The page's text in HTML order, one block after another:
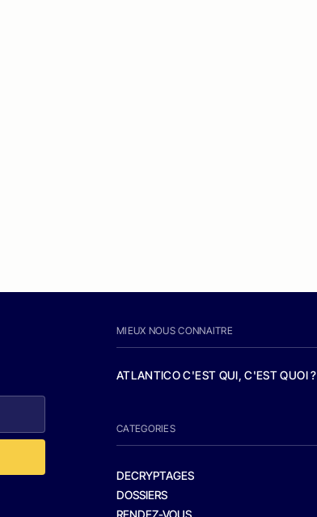
MIEUX NOUS CONNAITRE
ATLANTICO C'EST QUI, C'EST QUOI ?
CATEGORIES
DECRYPTAGES
DOSSIERS
RENDEZ-VOUS